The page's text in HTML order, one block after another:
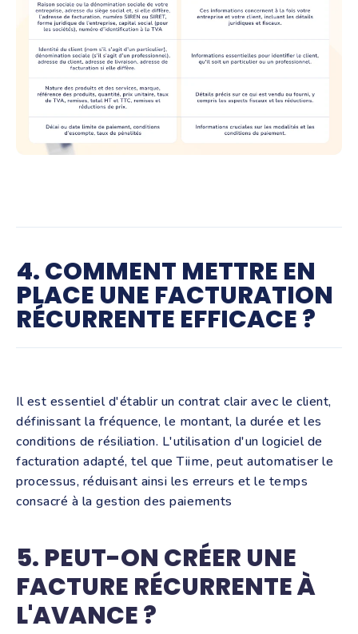
4. COMMENT METTRE EN
PLACE UNE FACTURATION
RÉCURRENTE EFFICACE ?
Il est essentiel d'établir un contrat clair avec le client,
définissant la fréquence, le montant, la durée et les
conditions de résiliation. L'utilisation d'un logiciel de
facturation adapté, tel que Tiime, peut automatiser le
processus, réduisant ainsi les erreurs et le temps
consacré à la gestion des paiements
5. PEUT-ON CRÉER UNE
FACTURE RÉCURRENTE À
L'AVANCE ?